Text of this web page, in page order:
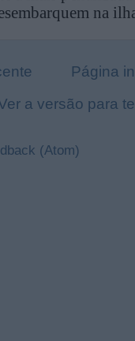
Página
a versão para
(Atom)